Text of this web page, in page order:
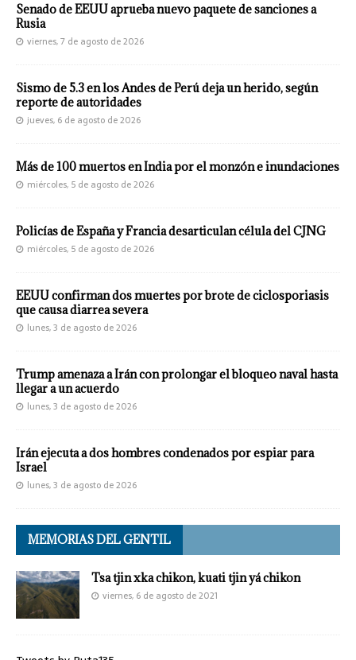
Senado de EEUU aprueba nuevo paquete de sanciones a
Rusia
viernes, 7 de agosto de 2026
Sismo de 5.3 en los Andes de Perú deja un herido, según
reporte de autoridades
jueves, 6 de agosto de 2026
Más de 100 muertos en India por el monzón e inundaciones
miércoles, 5 de agosto de 2026
Policías de España y Francia desarticulan célula del CJNG
miércoles, 5 de agosto de 2026
EEUU confirman dos muertes por brote de ciclosporiasis
que causa diarrea severa
lunes, 3 de agosto de 2026
Trump amenaza a Irán con prolongar el bloqueo naval hasta
llegar a un acuerdo
lunes, 3 de agosto de 2026
Irán ejecuta a dos hombres condenados por espiar para
Israel
lunes, 3 de agosto de 2026
MEMORIAS DEL GENTIL
Tsa tjin xka chikon, kuati tjin yá chikon
viernes, 6 de agosto de 2021